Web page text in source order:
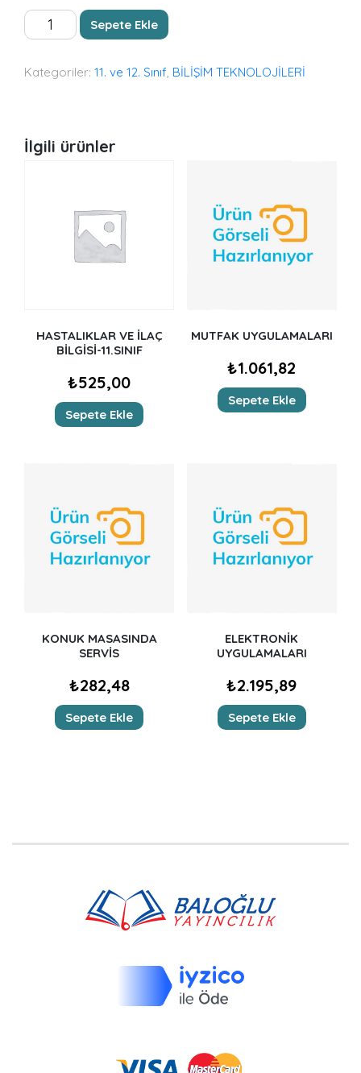
MOBİL
UYGULAMALAR
Sepete Ekle
Kategoriler: 11. ve 12. Sınıf, BİLİŞİM TEKNOLOJİLERİ
İlgili ürünler
HASTALIKLAR VE İLAÇ
BİLGİSİ-11.SINIF
₺525,00
Sepete Ekle
MUTFAK UYGULAMALARI
₺1.061,82
Sepete Ekle
KONUK MASASINDA
SERVİS
₺282,48
Sepete Ekle
ELEKTRONİK
UYGULAMALARI
₺2.195,89
Sepete Ekle